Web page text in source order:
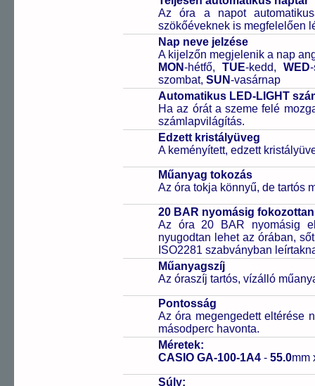
Az óra a napot
szökőéveknek is megfelelően
Nap neve jelzése
A kijelzőn megjelenik a nap
MON-hétfő, TUE-kedd, WED
szombat, SUN-vasárnap
Automatikus LED-LIGHT
Ha az órát a szeme felé
számlapvilágítás.
Edzett kristályüveg
A keményített, edzett
Műanyag tokozás
Az óra tokja könnyű, de tartós
20 BAR nyomásig
Az óra 20 BAR nyomásig
nyugodtan lehet az órában,
ISO2281 szabványban
Műanyagszíj
Az óraszíj tartós, vízálló
Pontosság
Az óra megengedett eltérése
másodperc havonta.
Méretek:
CASIO GA-100-1A4 - 55.0mm
Súly: